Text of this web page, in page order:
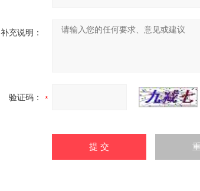
补充说明：
验证码：